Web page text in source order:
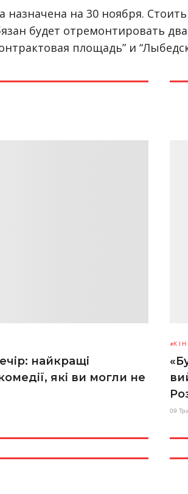
назначена на 30 ноября.
будет отремонтировать
площадь” и
найкращі
які ви могли не
09